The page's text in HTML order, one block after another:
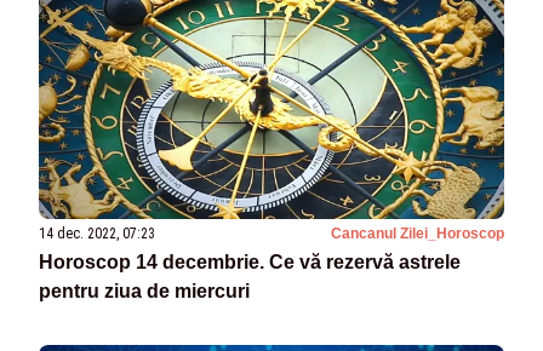
14 dec. 2022, 07:23 Cancanul Zilei_Horoscop
Horoscop 14 decembrie. Ce vă rezervă astrele
pentru ziua de miercuri